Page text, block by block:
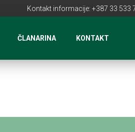
Kontakt informacije: +387 33 533
ČLANARINA KONTAKT